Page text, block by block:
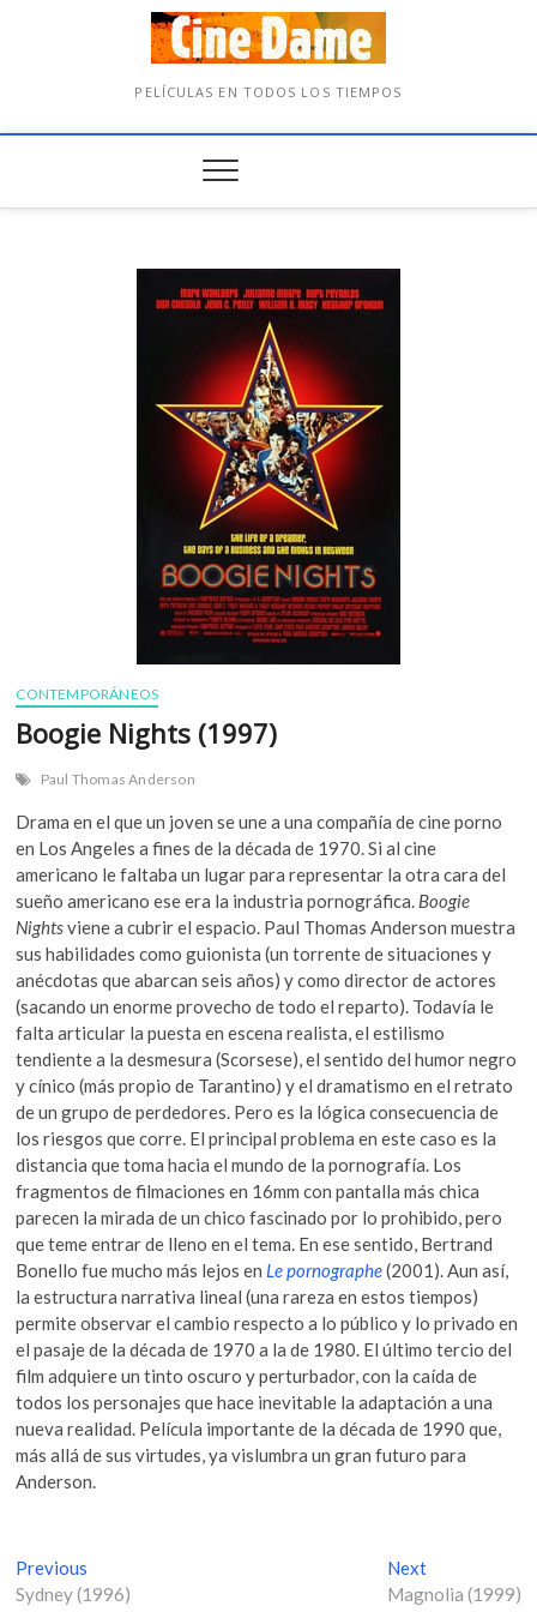
PELÍCULAS EN TODOS LOS TIEMPOS
CONTEMPORÁNEOS
Boogie Nights (1997)
Paul Thomas Anderson
Drama en el que un joven se une a una compañía de cine porno
en Los Angeles a fines de la década de 1970. Si al cine
americano le faltaba un lugar para representar la otra cara del
sueño americano ese era la industria pornográfica. Boogie
Nightsviene a cubrir el espacio. Paul Thomas Anderson muestra
sus habilidades como guionista (un torrente de situaciones y
anécdotas que abarcan seis años) y como director de actores
(sacando un enorme provecho de todo el reparto). Todavía le
falta articular la puesta en escena realista, el estilismo
tendiente a la desmesura (Scorsese), el sentido del humor negro
y cínico (más propio de Tarantino) y el dramatismo en el retrato
de un grupo de perdedores. Pero es la lógica consecuencia de
los riesgos que corre. El principal problema en este caso es la
distancia que toma hacia el mundo de la pornografía. Los
fragmentos de filmaciones en 16mm con pantalla más chica
parecen la mirada de un chico fascinado por lo prohibido, pero
que teme entrar de lleno en el tema. En ese sentido, Bertrand
Bonello fue mucho más lejos en Le pornographe(2001). Aun así,
la estructura narrativa lineal (una rareza en estos tiempos)
permite observar el cambio respecto a lo público y lo privado en
el pasaje de la década de 1970 a la de 1980. El último tercio del
film adquiere un tinto oscuro y perturbador, con la caída de
todos los personajes que hace inevitable la adaptación a una
nueva realidad. Película importante de la década de 1990 que,
más allá de sus virtudes, ya vislumbra un gran futuro para
Anderson.
N
Previous
r
Sydney (1996)
NextN
e
Magnolia (1999)